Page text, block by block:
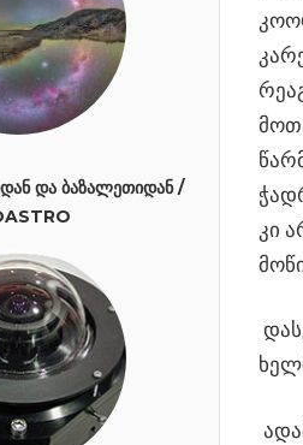
კი
ᲓᲐ ᲑᲐᲖᲐᲚᲔᲗᲘᲓᲐᲜ /